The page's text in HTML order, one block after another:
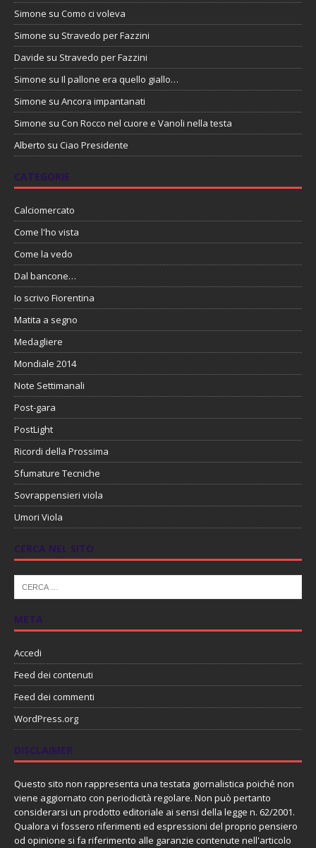
Simone su Como ci voleva
Simone su Stravedo per Fazzini
Davide su Stravedo per Fazzini
Simone su Il pallone era quello giallo…
Simone su Ancora impantanati
Simone su Con Rocco nel cuore e Vanoli nella testa
Alberto su Ciao Presidente
CATEGORIE
Calciomercato
Come l'ho vista
Come la vedo
Dal bancone…
Io scrivo Fiorentina
Matita a segno
Medagliere
Mondiale 2014
Note Settimanali
Post-gara
PostLight
Ricordi della Prossima
Sfumature Tecniche
Sovrappensieri viola
Umori Viola
CERCA NEL SITO
META
Accedi
Feed dei contenuti
Feed dei commenti
WordPress.org
DISCLAIMER
Questo sito non rappresenta una testata giornalistica poiché non
viene aggiornato con periodicità regolare. Non può pertanto
considerarsi un prodotto editoriale ai sensi della legge n. 62/2001.
Qualora vi fossero riferimenti ed espressioni del proprio pensiero
od opinione si fa riferimento alle garanzie contenute nell'articolo